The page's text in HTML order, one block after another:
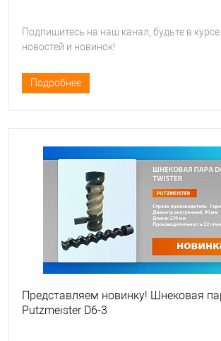
Подпишитесь на наш канал, будьте в курсе
новостей и новинок!
Подробнее
Представляем новинку! Шнековая
Putzmeister D6-3